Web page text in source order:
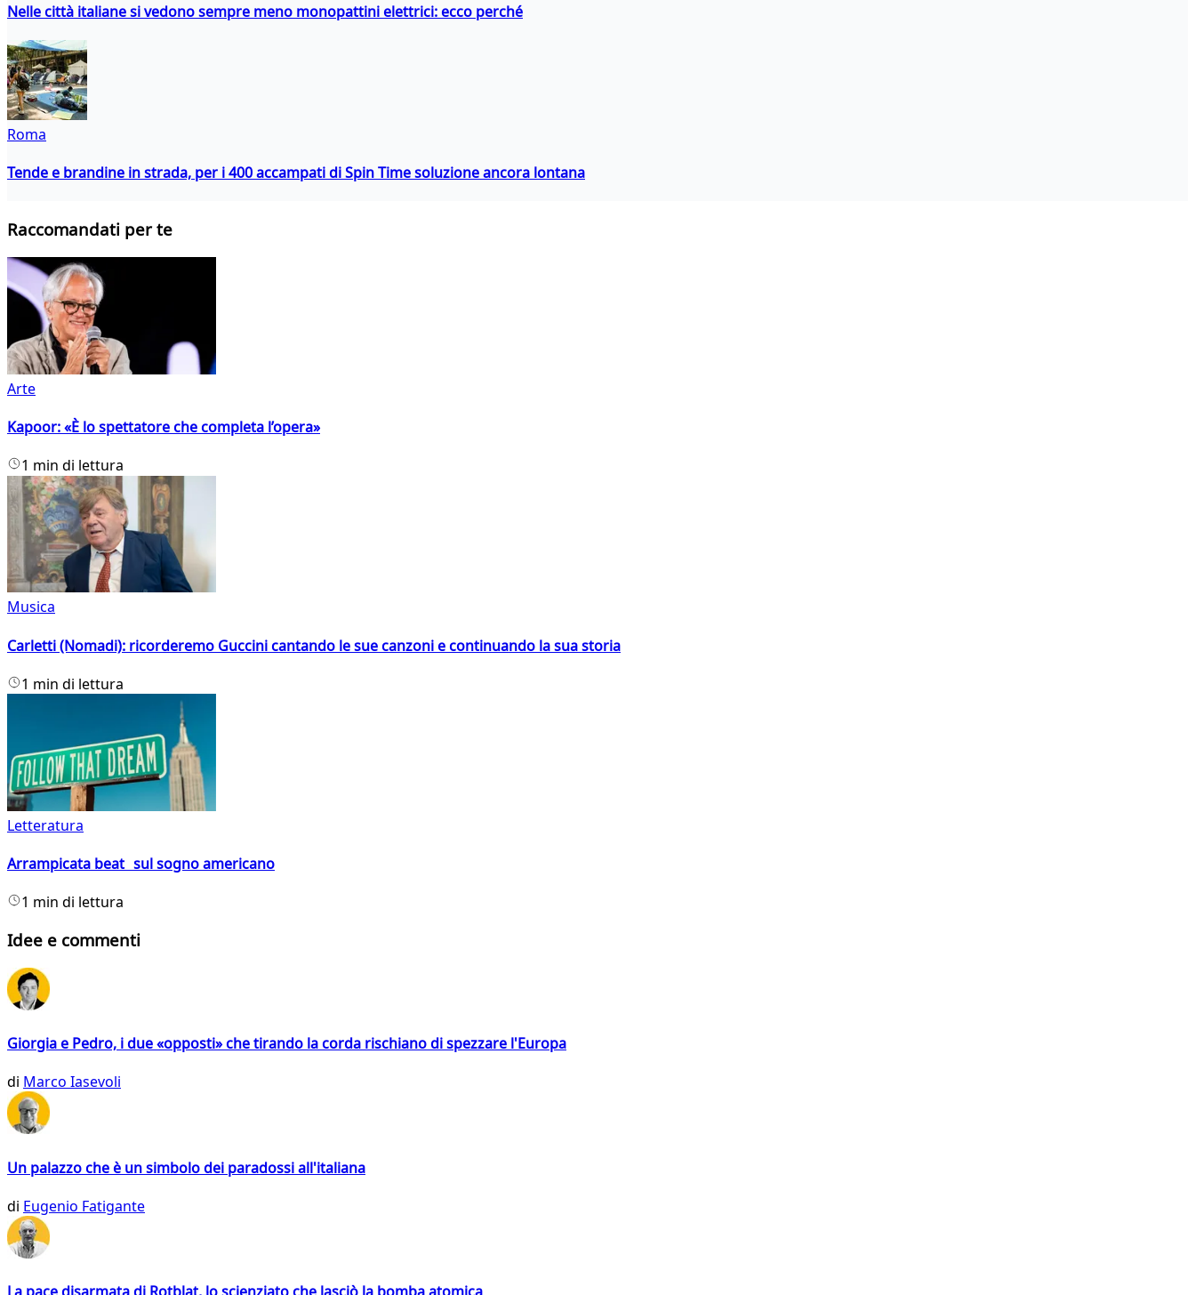
Nelle città italiane si vedono sempre meno monopattini elettrici: ecco perché
Roma
Tende e brandine in strada, per i 400 accampati di Spin Time soluzione ancora lontana
Raccomandati per te
Arte
Kapoor: «È lo spettatore che completa l’opera»
1 min di lettura
Musica
Carletti (Nomadi): ricorderemo Guccini cantando le sue canzoni e continuando la sua storia
1 min di lettura
Letteratura
Arrampicata beat sul sogno americano
1 min di lettura
Idee e commenti
Giorgia e Pedro, i due «opposti» che tirando la corda rischiano di spezzare l'Europa
di Marco Iasevoli
Un palazzo che è un simbolo dei paradossi all'italiana
di Eugenio Fatigante